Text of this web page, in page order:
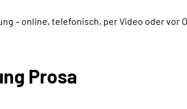
– online, telefonisch, per Video oder vor
Prosa